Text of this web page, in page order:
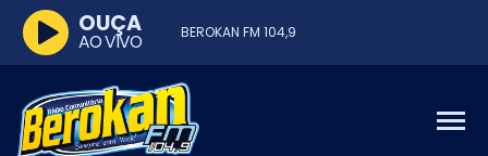
BEROKAN FM 104,9
OUÇA
AO VIVO